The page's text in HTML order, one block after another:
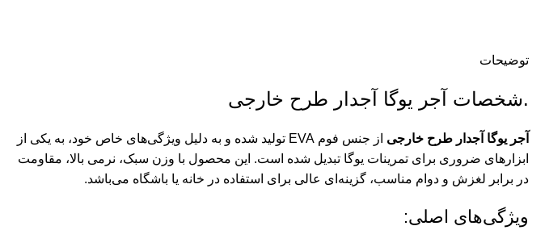
توضیحات
.شخصات آجر یوگا آجدار طرح خارجی
آجر یوگا آجدار طرح خارجی
از جنس فوم EVA تولید شده و به دلیل ویژگی‌های خاص خود، به یکی از
ابزارهای ضروری برای تمرینات یوگا تبدیل شده است. این محصول با وزن سبک، نرمی بالا، مقاومت
در برابر لغزش و دوام مناسب، گزینه‌ای عالی برای استفاده در خانه یا باشگاه می‌باشد.
ویژگی‌های اصلی: